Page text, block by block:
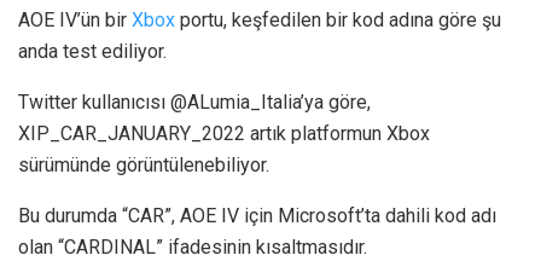
AOE IV’ün bir Xbox portu, keşfedilen bir kod adına göre şu
anda test ediliyor.
Twitter kullanıcısı @ALumia_Italia’ya göre,
XIP_CAR_JANUARY_2022 artık platformun Xbox
sürümünde görüntülenebiliyor.
Bu durumda “CAR”, AOE IV için Microsoft’ta dahili kod adı
olan “CARDINAL” ifadesinin kısaltmasıdır.